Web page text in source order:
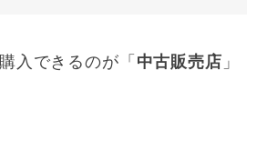
入できるのが「 中古販売店 」